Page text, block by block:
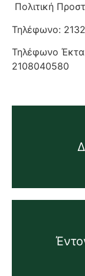
Πολιτική
Τηλέφωνο:
Τηλέφωνο
2108040580